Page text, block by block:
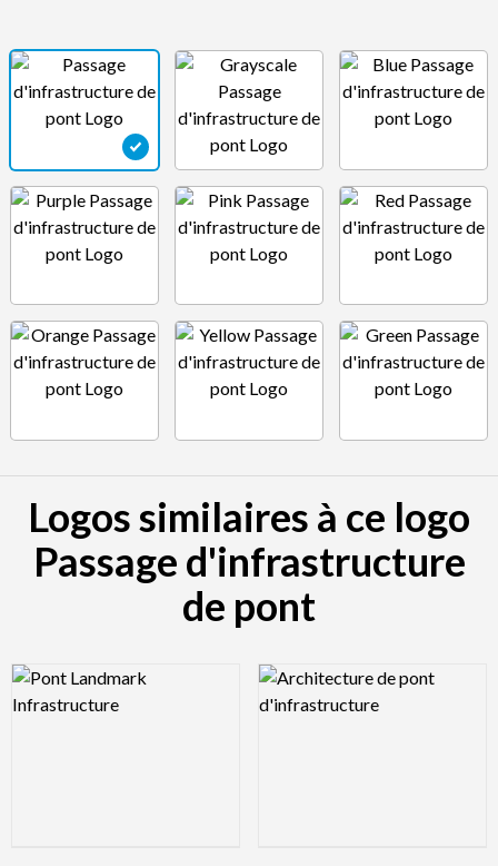
Logos similaires à ce logo
Passage d'infrastructure
de pont
Logo Preview Image Logo Preview Image